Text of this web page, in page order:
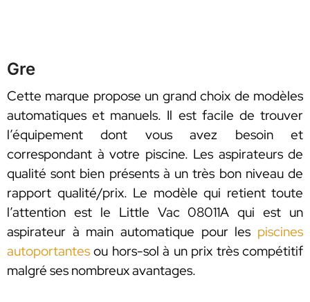
Gre
Cette marque propose un grand choix de modèles
automatiques et manuels. Il est facile de trouver
l’équipement dont vous avez besoin et
correspondant à votre piscine. Les aspirateurs de
qualité sont bien présents à un très bon niveau de
rapport qualité/prix. Le modèle qui retient toute
l’attention est le Little Vac 08011A qui est un
aspirateur à main automatique pour les piscines
autoportantes ou hors-sol à un prix très compétitif
malgré ses nombreux avantages.